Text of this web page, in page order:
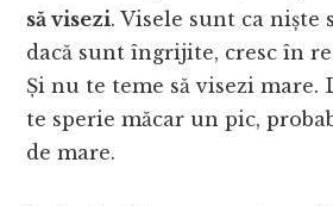
să visezi. Visele sunt ca niște
dacă sunt îngrijite, cresc în
Și nu te teme să visezi mare.
te sperie măcar un pic,
de mare.